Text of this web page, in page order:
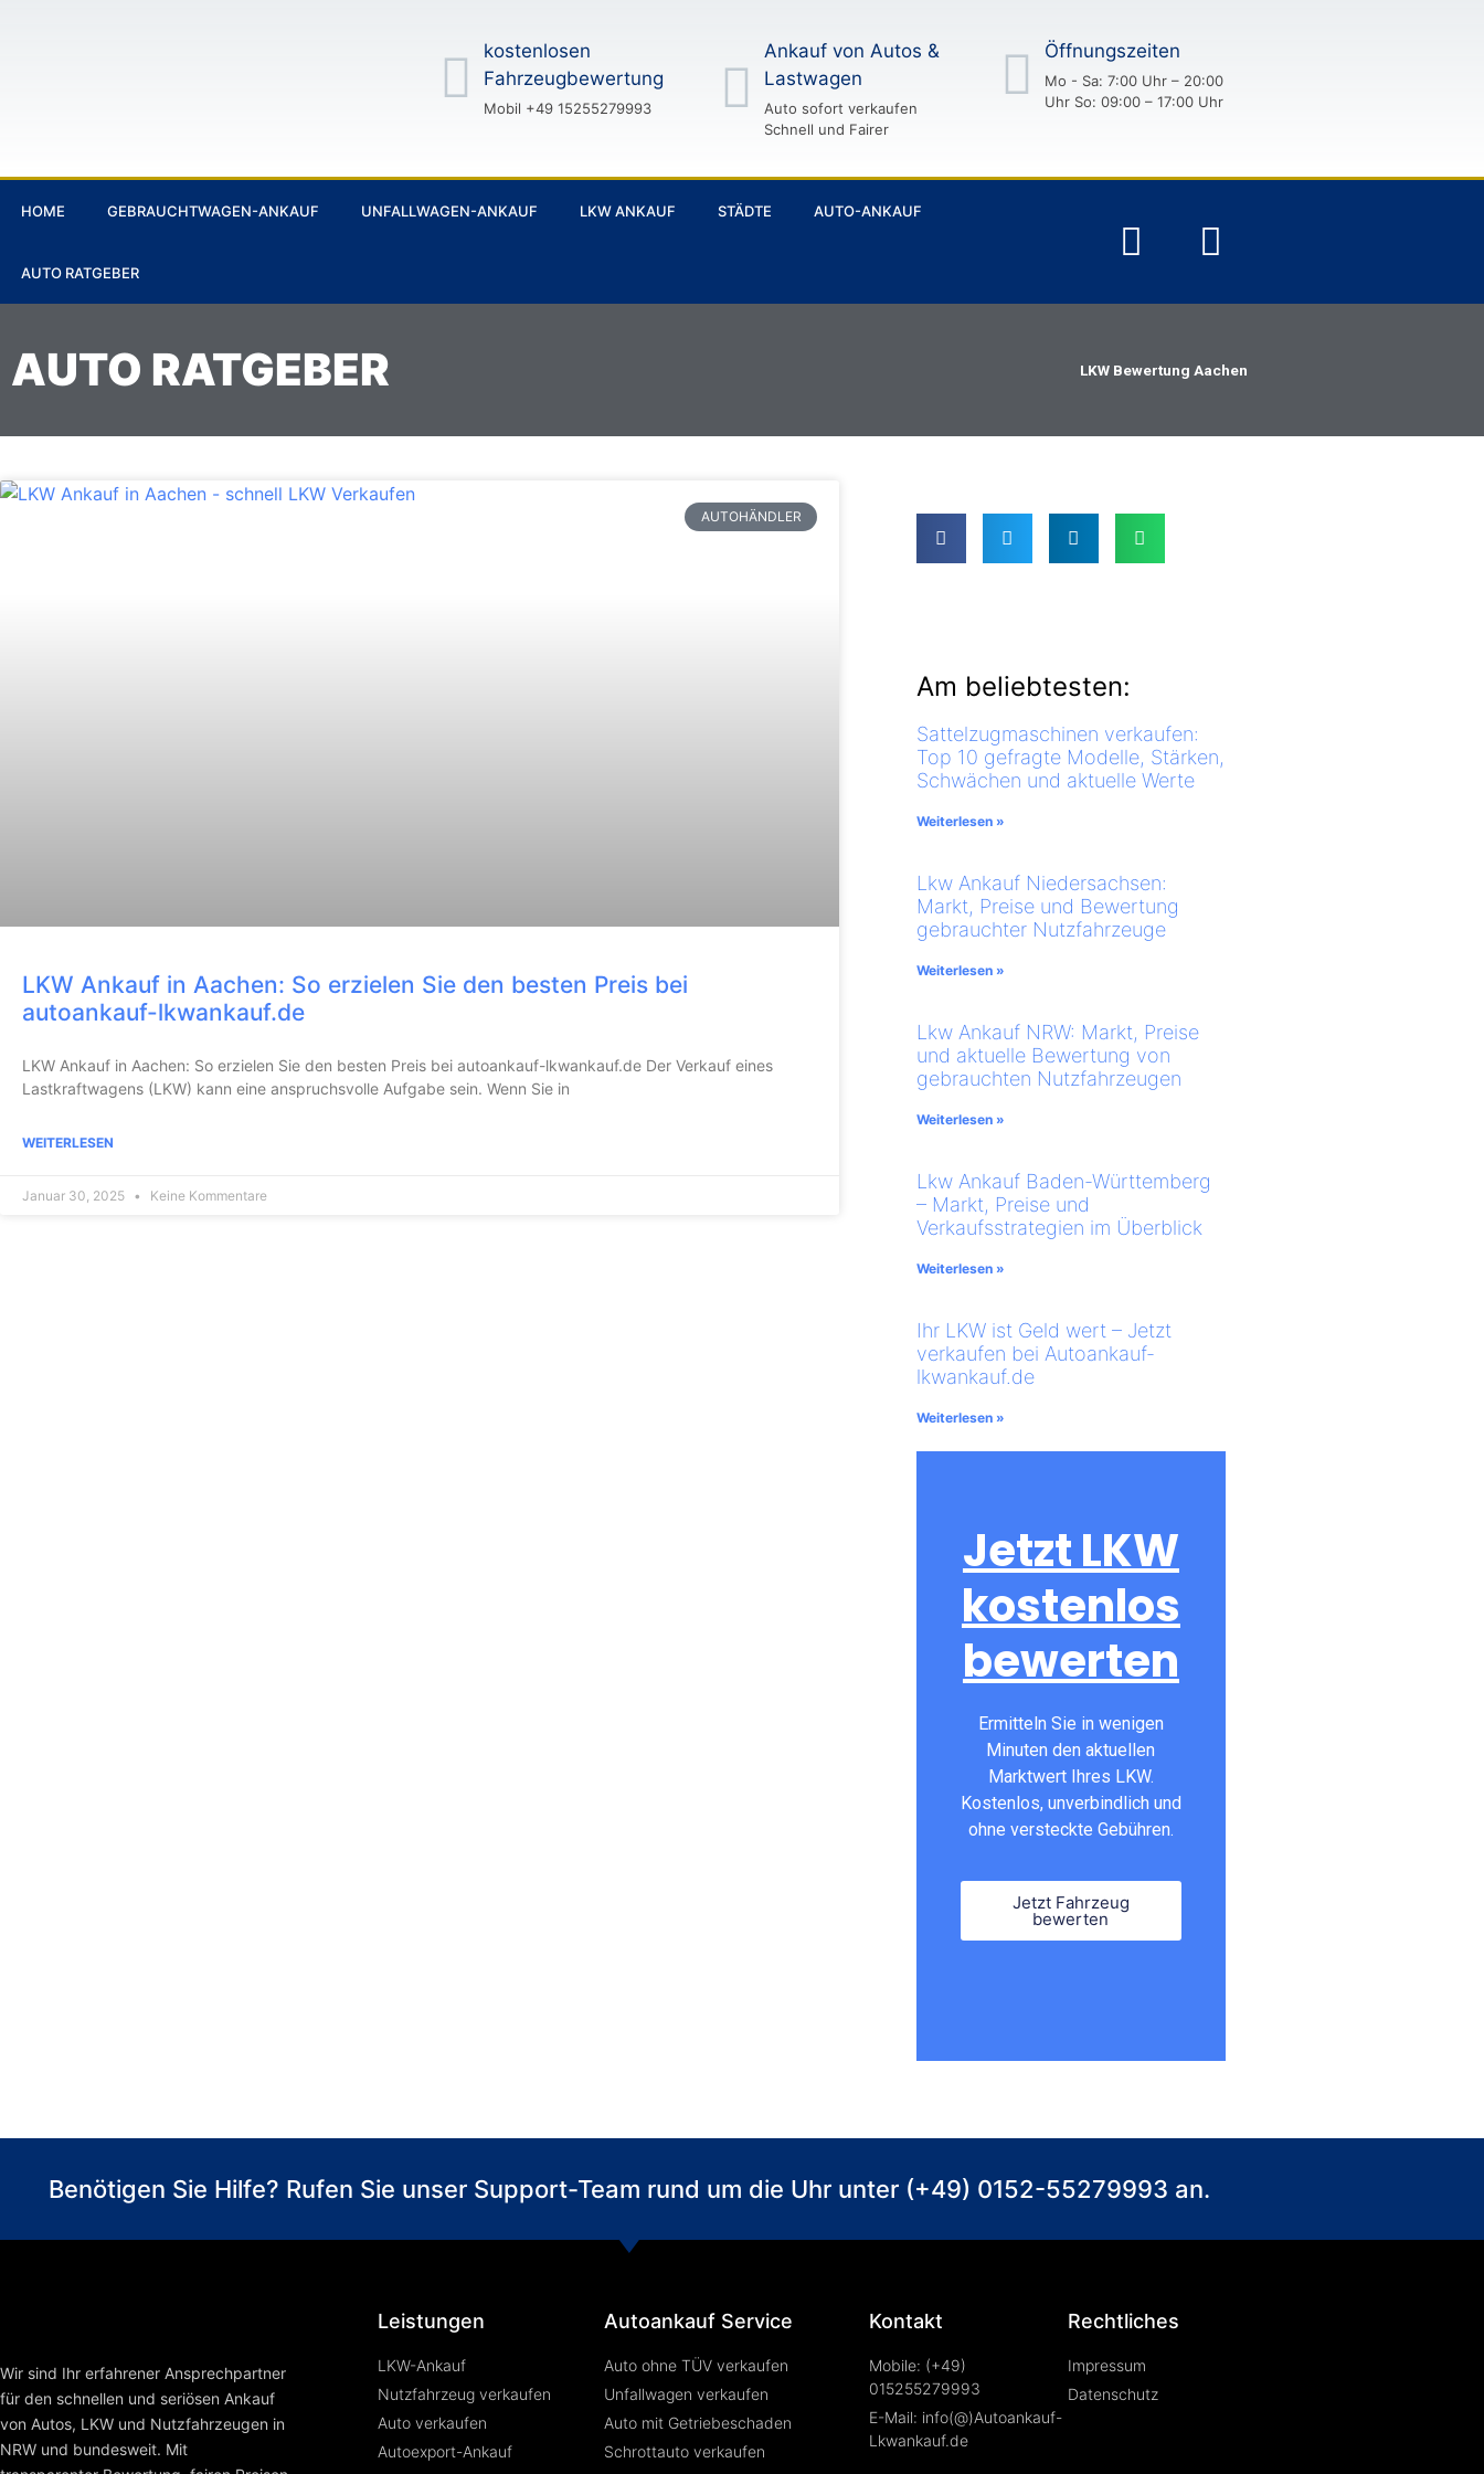
kostenlosen
Fahrzeugbewertung
Mobil +49 15255279993
Ankauf von Autos &
Lastwagen
Auto sofort verkaufen
Schnell und Fairer
Öffnungszeiten
Mo - Sa: 7:00 Uhr – 20:00
Uhr So: 09:00 – 17:00 Uhr
HOME GEBRAUCHTWAGEN-ANKAUF UNFALLWAGEN-ANKAUF LKW ANKAUF STÄDTE AUTO-ANKAUF
AUTO RATGEBER
AUTO RATGEBER LKW Bewertung Aachen
AUTOHÄNDLER
LKW Ankauf in Aachen: So erzielen Sie den besten Preis bei
autoankauf-lkwankauf.de
LKW Ankauf in Aachen: So erzielen Sie den besten Preis bei autoankauf-lkwankauf.de Der Verkauf eines
Lastkraftwagens (LKW) kann eine anspruchsvolle Aufgabe sein. Wenn Sie in
WEITERLESEN
Januar 30, 2025 Keine Kommentare
Am beliebtesten:
Sattelzugmaschinen verkaufen:
Top 10 gefragte Modelle, Stärken,
Schwächen und aktuelle Werte
Weiterlesen »
Lkw Ankauf Niedersachsen:
Markt, Preise und Bewertung
gebrauchter Nutzfahrzeuge
Weiterlesen »
Lkw Ankauf NRW: Markt, Preise
und aktuelle Bewertung von
gebrauchten Nutzfahrzeugen
Weiterlesen »
Lkw Ankauf Baden-Württemberg
– Markt, Preise und
Verkaufsstrategien im Überblick
Weiterlesen »
Ihr LKW ist Geld wert – Jetzt
verkaufen bei Autoankauf-
lkwankauf.de
Weiterlesen »
Jetzt LKW
kostenlos
bewerten
Ermitteln Sie in wenigen
Minuten den aktuellen
Marktwert Ihres LKW.
Kostenlos, unverbindlich und
ohne versteckte Gebühren.
Jetzt Fahrzeug
bewerten
Benötigen Sie Hilfe? Rufen Sie unser Support-Team rund um die Uhr unter (+49) 0152-55279993 an.
Wir sind Ihr erfahrener Ansprechpartner
für den schnellen und seriösen Ankauf
von Autos, LKW und Nutzfahrzeugen in
NRW und bundesweit. Mit
Leistungen
LKW-Ankauf
Nutzfahrzeug verkaufen
Auto verkaufen
Autoexport-Ankauf
Autoankauf Service
Auto ohne TÜV verkaufen
Unfallwagen verkaufen
Auto mit Getriebeschaden
Schrottauto verkaufen
Kontakt
Mobile: (+49)
015255279993
E-Mail: info(@)Autoankauf-
Lkwankauf.de
Rechtliches
Impressum
Datenschutz